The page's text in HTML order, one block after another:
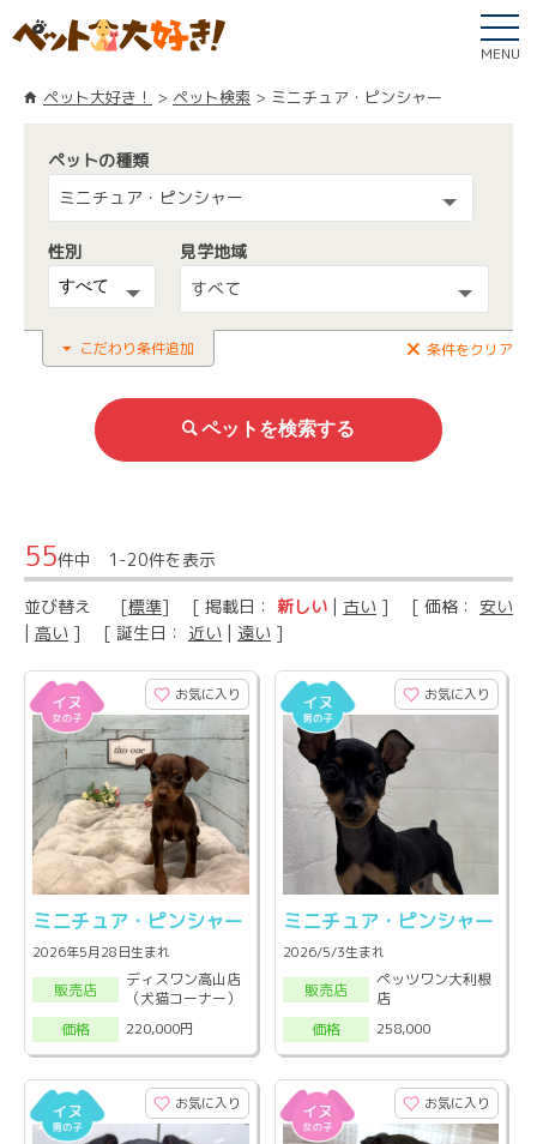
MENU
ペット大好き！ ペット検索 ミニチュア・ピンシャー
ペットの種類
ミニチュア・ピンシャー
性別
見学地域
すべて
こだわり条件追加 条件をクリア
55件中 1-20件を表示
並び替え [標準] [ 掲載日： 新しい | 古い ] [ 価格： 安い
| 高い ] [ 誕生日： 近い | 遠い ]
お気に入り
ミニチュア・ピンシャー
2026年5月28日生まれ
販売店
ディスワン高山店
（犬猫コーナー）
価格
220,000円
お気に入り
ミニチュア・ピンシャー
2026/5/3生まれ
販売店
ペッツワン大利根
店
価格
258,000
お気に入り お気に入り